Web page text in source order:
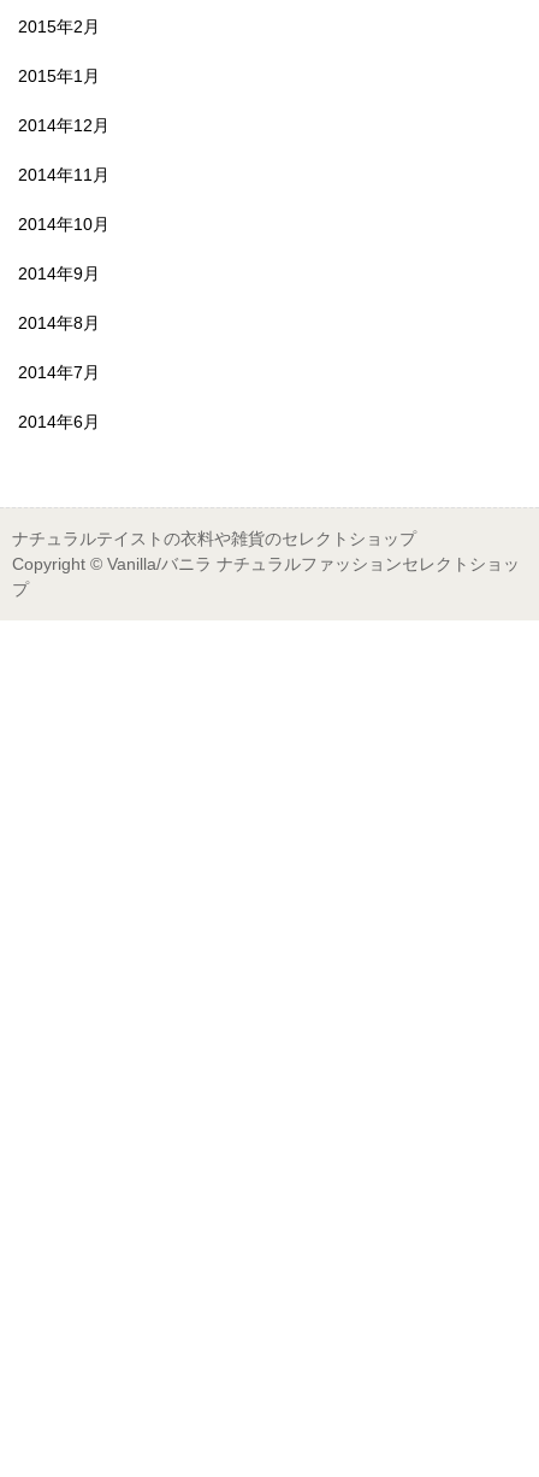
2015年2月
2015年1月
2014年12月
2014年11月
2014年10月
2014年9月
2014年8月
2014年7月
2014年6月
ナチュラルテイストの衣料や雑貨のセレクトショップ
Copyright © Vanilla/バニラ ナチュラルファッションセレクトショッ
プ